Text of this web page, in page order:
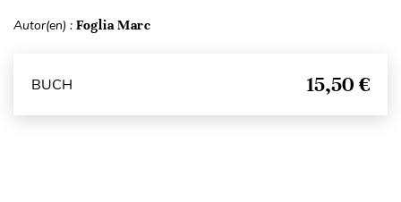
Autor(en) : Foglia Marc
BUCH 15,50 €